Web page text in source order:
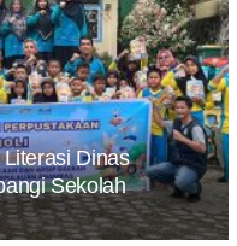
Dinas
Sekolah